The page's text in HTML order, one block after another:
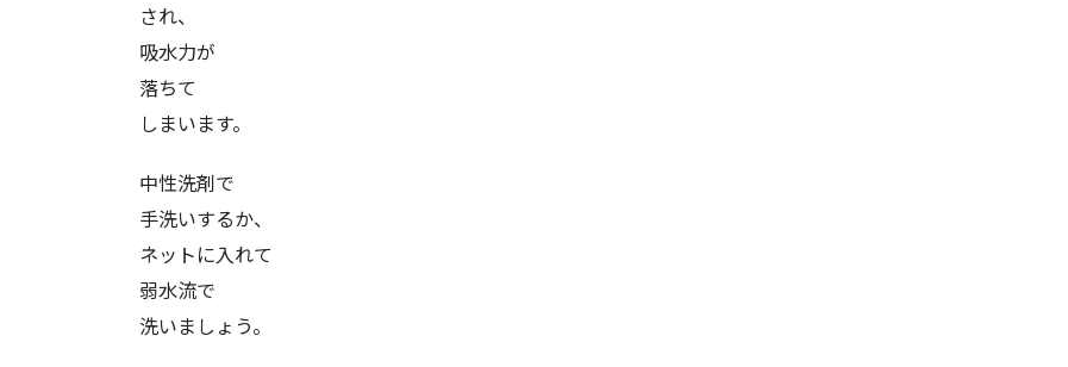
され、
吸水力が
落ちて
しまいます。
中性洗剤で
手洗いするか、
ネットに入れて
弱水流で
洗いましょう。